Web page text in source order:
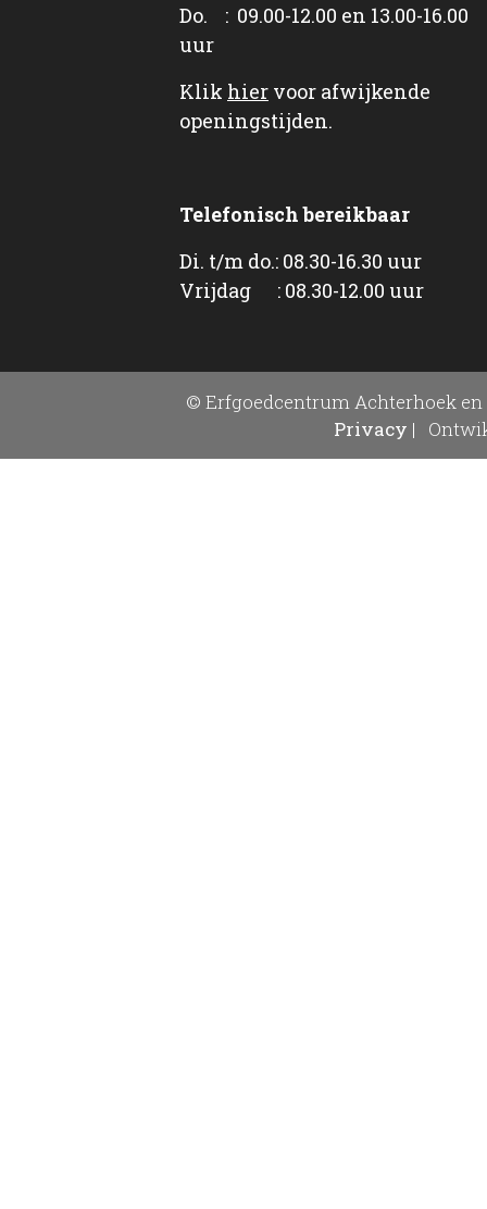
Do. : 09.00-12.00 en 13.00-16.00
uur
Klik hier voor afwijkende
openingstijden.
Telefonisch bereikbaar
Di. t/m do.: 08.30-16.30 uur
Vrijdag : 08.30-12.00 uur
© Erfgoedcentrum Achterhoek en
Privacy |